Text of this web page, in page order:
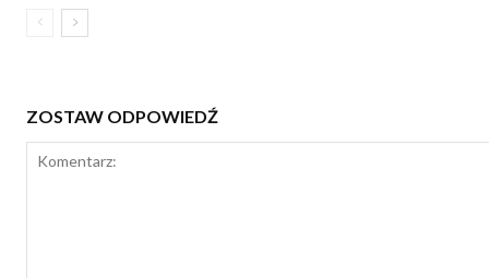
ZOSTAW ODPOWIEDŹ